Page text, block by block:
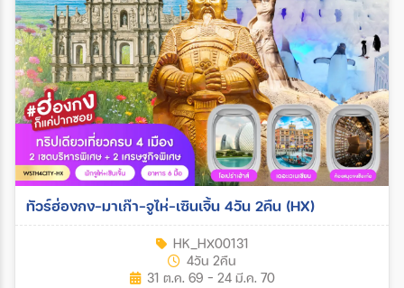
ทัวร์ฮ่องกง-มาเก๊า-จูไห่-เซินเจิ้น 4วัน 2คืน (HX)
HK_HX00131
4วัน 2คืน
31 ต.ค. 69 - 24 มี.ค. 70